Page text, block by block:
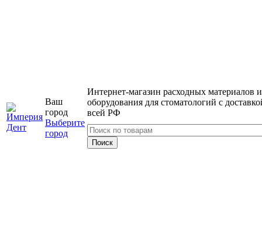
Ваш
город
Выберите
город
Интернет-магазин расходных материалов и
оборудования для стоматологий с
всей РФ